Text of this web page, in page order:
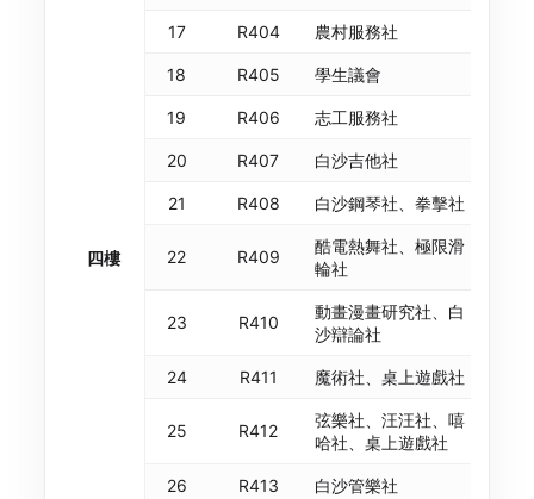
四樓
17 R404 農村服務社
18 R405 學生議會
19 R406 志工服務社
20 R407 白沙吉他社
21 R408 白沙鋼琴社、拳擊社
22 R409
酷電熱舞社、極限滑
輪社
23 R410
動畫漫畫研究社、白
沙辯論社
24 R411 魔術社、桌上遊戲社
25 R412
弦樂社、汪汪社、嘻
哈社、桌上遊戲社
26 R413 白沙管樂社